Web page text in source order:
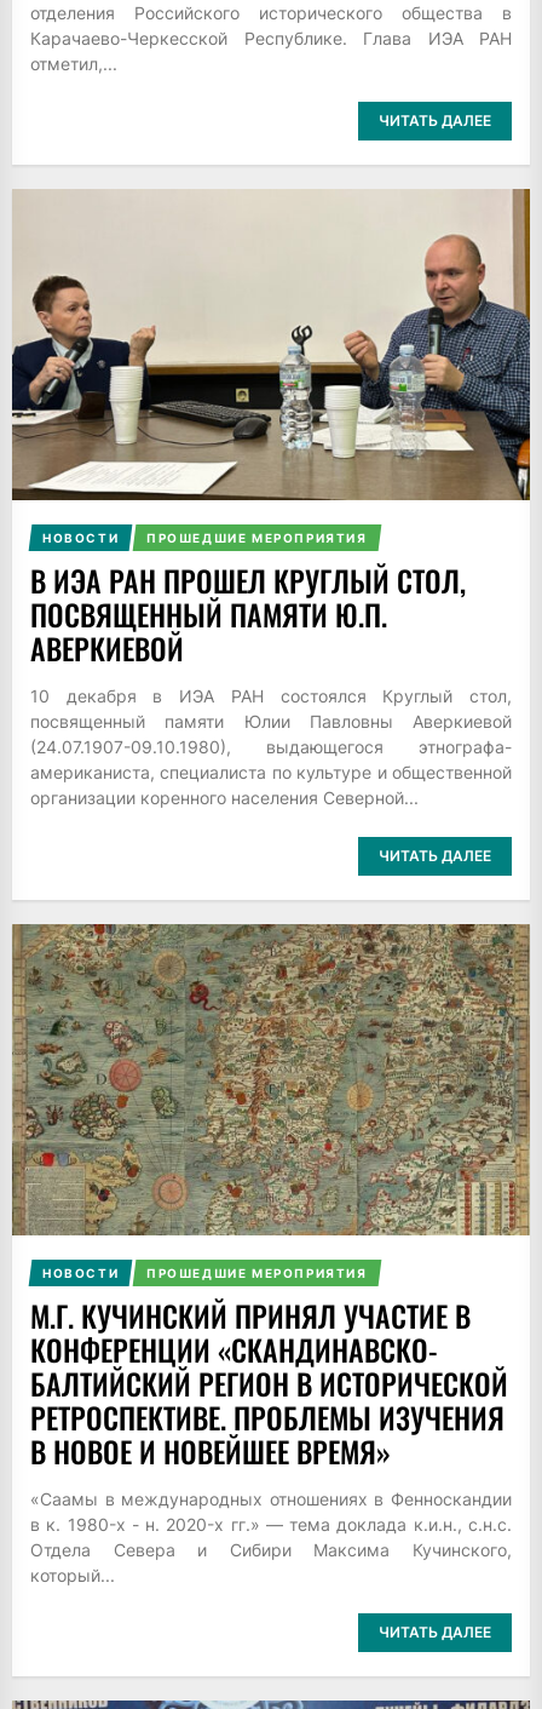
отделения Российского исторического общества в
Карачаево-Черкесской Республике. Глава ИЭА РАН
отметил,...
ЧИТАТЬ ДАЛЕЕ
НОВОСТИ ПРОШЕДШИЕ МЕРОПРИЯТИЯ
В ИЭА РАН ПРОШЕЛ КРУГЛЫЙ СТОЛ,
ПОСВЯЩЕННЫЙ ПАМЯТИ Ю.П.
АВЕРКИЕВОЙ
10 декабря в ИЭА РАН состоялся Круглый стол,
посвященный памяти Юлии Павловны Аверкиевой
(24.07.1907-09.10.1980), выдающегося этнографа-
американиста, специалиста по культуре и общественной
организации коренного населения Северной...
ЧИТАТЬ ДАЛЕЕ
НОВОСТИ ПРОШЕДШИЕ МЕРОПРИЯТИЯ
М.Г. КУЧИНСКИЙ ПРИНЯЛ УЧАСТИЕ В
КОНФЕРЕНЦИИ «СКАНДИНАВСКО-
БАЛТИЙСКИЙ РЕГИОН В ИСТОРИЧЕСКОЙ
РЕТРОСПЕКТИВЕ. ПРОБЛЕМЫ ИЗУЧЕНИЯ
В НОВОЕ И НОВЕЙШЕЕ ВРЕМЯ»
«Саамы в международных отношениях в Фенноскандии
в к. 1980-х - н. 2020-х гг.» — тема доклада к.и.н., с.н.с.
Отдела Севера и Сибири Максима Кучинского,
который...
ЧИТАТЬ ДАЛЕЕ